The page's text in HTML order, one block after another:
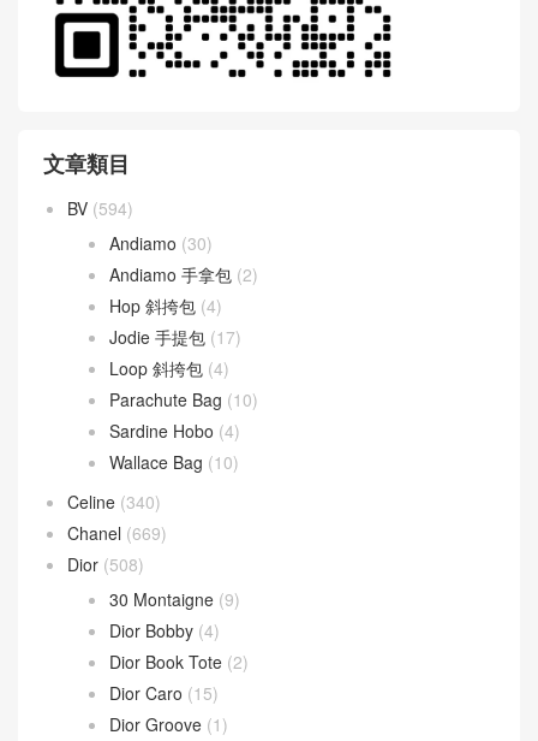
文章類目
BV (594)
Andiamo (30)
Andiamo 手拿包 (2)
Hop 斜挎包 (4)
Jodie 手提包 (17)
Loop 斜挎包 (4)
Parachute Bag (10)
Sardine Hobo (4)
Wallace Bag (10)
Celine (340)
Chanel (669)
Dior (508)
30 Montaigne (9)
Dior Bobby (4)
Dior Book Tote (2)
Dior Caro (15)
Dior Groove (1)